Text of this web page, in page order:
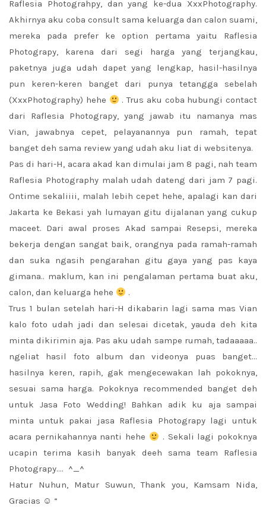
Raflesia Photograhpy, dan yang ke-dua XxxPhotography.
Akhirnya aku coba consult sama keluarga dan calon suami,
mereka pada prefer ke option pertama yaitu Raflesia
Photograpy, karena dari segi harga yang terjangkau,
paketnya juga udah dapet yang lengkap, hasil-hasilnya
pun keren-keren banget dari punya tetangga sebelah
(XxxPhotography) hehe
. Trus aku coba hubungi contact
dari Raflesia Photograpy, yang jawab itu namanya mas
Vian, jawabnya cepet, pelayanannya pun ramah, tepat
banget deh sama review yang udah aku liat di websitenya.
Pas di hari-H, acara akad kan dimulai jam 8 pagi, nah team
Raflesia Photography malah udah dateng dari jam 7 pagi.
Ontime sekaliiii, malah lebih cepet hehe, apalagi kan dari
Jakarta ke Bekasi yah lumayan gitu dijalanan yang cukup
maceet. Dari awal proses Akad sampai Resepsi, mereka
bekerja dengan sangat baik, orangnya pada ramah-ramah
dan suka ngasih pengarahan gitu gaya yang pas kaya
gimana.. maklum, kan ini pengalaman pertama buat aku,
calon, dan keluarga hehe
.
Trus 1 bulan setelah hari-H dikabarin lagi sama mas Vian
kalo foto udah jadi dan selesai dicetak, yauda deh kita
minta dikirimin aja. Pas aku udah sampe rumah, tadaaaaa..
ngeliat hasil foto album dan videonya puas banget…
hasilnya keren, rapih, gak mengecewakan lah pokoknya,
sesuai sama harga. Pokoknya recommended banget deh
untuk Jasa Foto Wedding! Bahkan adik ku aja sampai
minta untuk pakai jasa Raflesia Photograpy lagi untuk
acara pernikahannya nanti hehe
. Sekali lagi pokoknya
ucapin terima kasih banyak deeh sama team Raflesia
Photograpy…. ^_^
Hatur Nuhun, Matur Suwun, Thank you, Kamsam Nida,
Gracias ☺ “